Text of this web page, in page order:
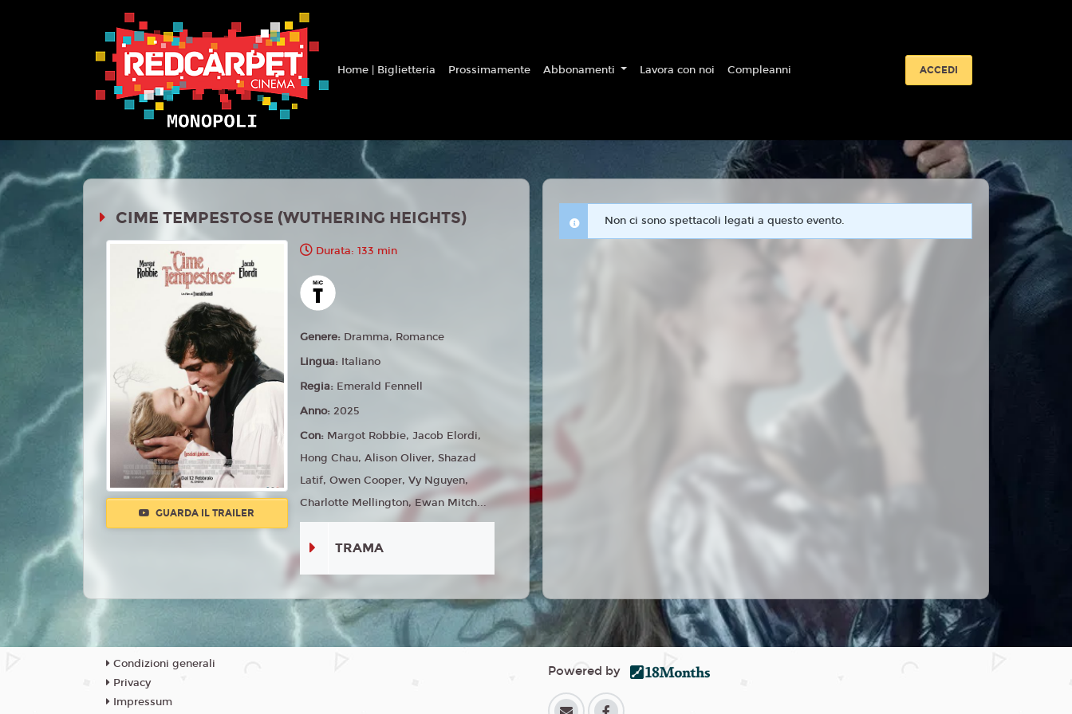
Home | Biglietteria Prossimamente Abbonamenti Lavora con noi Compleanni ACCEDI
CIME TEMPESTOSE (WUTHERING HEIGHTS)
GUARDA IL TRAILER
Durata: 133 min
Genere: Dramma, Romance
Lingua: Italiano
Regia: Emerald Fennell
Anno:2025
Con: Margot Robbie, Jacob Elordi,
Hong Chau, Alison Oliver, Shazad
Latif, Owen Cooper, Vy Nguyen,
Charlotte Mellington, Ewan Mitch...
TRAMA
Non ci sono spettacoli legati a questo evento.
Condizioni generali
Privacy
Impressum
Powered by